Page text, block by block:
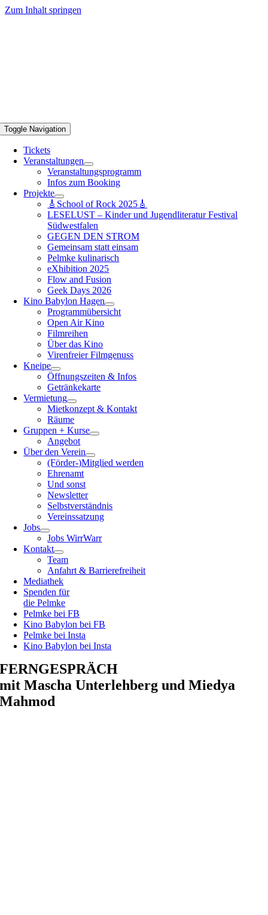
Zum Inhalt springen
Toggle Navigation
Tickets
Veranstaltungen
Veranstaltungsprogramm
Infos zum Booking
Projekte
🎸School of Rock 2025🎸
LESELUST – Kinder und Jugendliteratur Festival
Südwestfalen
GEGEN DEN STROM
Gemeinsam statt einsam
Pelmke kulinarisch
eXhibition 2025
Flow and Fusion
Geek Days 2026
Kino Babylon Hagen
Programmübersicht
Open Air Kino
Filmreihen
Über das Kino
Virenfreier Filmgenuss
Kneipe
Öffnungszeiten & Infos
Getränkekarte
Vermietung
Mietkonzept & Kontakt
Räume
Gruppen + Kurse
Angebot
Über den Verein
(Förder-)Mitglied werden
Ehrenamt
Und sonst
Newsletter
Selbstverständnis
Vereinssatzung
Jobs
Jobs WirrWarr
Kontakt
Team
Anfahrt & Barrierefreiheit
Mediathek
Spenden für
die Pelmke
Pelmke bei FB
Kino Babylon bei FB
Pelmke bei Insta
Kino Babylon bei Insta
FERNGESPRÄCH
mit Mascha Unterlehberg und Miedya
Mahmod